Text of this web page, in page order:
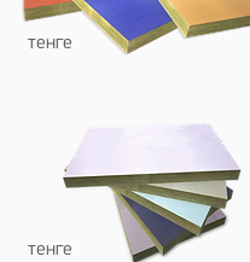
тенге
тенге